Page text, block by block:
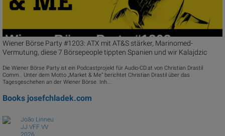
Wiener Börse Party #1203: ATX mit AT&S stärker, Marinomed-
Vermutung, diese 7 Börsepeople tippten Spanien und wir Kalajdzic
Die Wiener Börse Party ist ein Podcastprojekt für Audio-CD.at von Christian Drastil
Comm.. Unter dem Motto „Market & Me“ berichtet Christian Drastil über das
Tagesgeschehen an der Wiener Börse. Inh...
Books josefchladek.com
João Linneu
JJ VFF VV